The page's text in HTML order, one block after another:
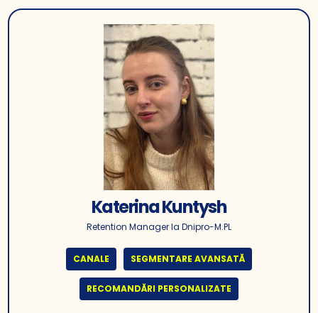
Katerina Kuntysh
Retention Manager la Dnipro-M.PL
CANALE SEGMENTARE AVANSATĂ
RECOMANDĂRI PERSONALIZATE